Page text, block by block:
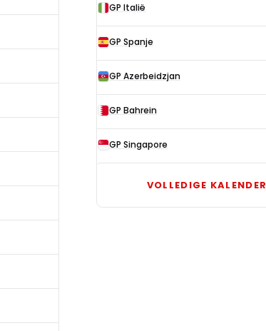
GP Italië
GP Spanje
GP Azerbeidzjan
GP Bahrein
GP Singapore
VOLLEDIGE KALENDER